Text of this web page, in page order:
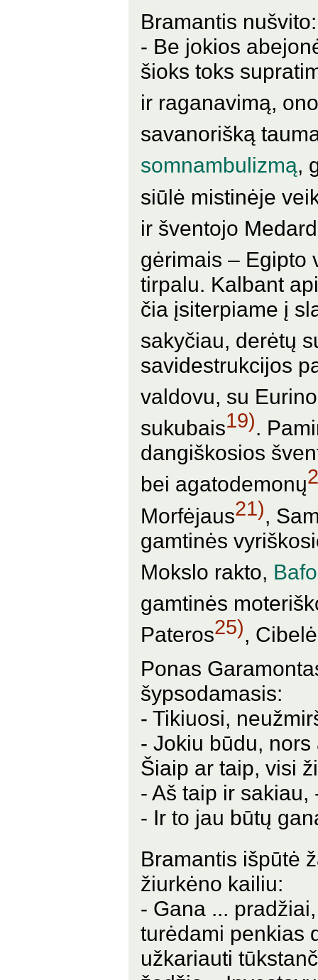
Bramantis nušvito:
- Be jokios
šioks toks
ir raganavimą,
savanorišką
somnambulizmą,
siūlė mistinėje
ir šventojo
gėrimais – Egipto
tirpalu. Kalbant
čia įsiterpiame į
sakyčiau, derėtų
savidestrukcijos
valdovu, su
sukubais19).
dangiškosios
bei agatodemonų
Morfėjaus21),
gamtinės
Mokslo rakto,
gamtinės
Pateros25),
Ponas
šypsodamasis:
- Tikiuosi,
- Jokiu būdu,
Šiaip ar taip, visi
- Aš taip ir
- Ir to jau būtų
Bramantis išpūtė
žiurkėno kailiu:
- Gana ...
turėdami penkias
užkariauti